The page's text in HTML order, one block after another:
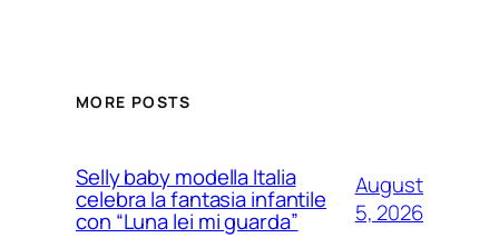
MORE POSTS
Selly baby modella Italia
celebra la fantasia infantile
con “Luna lei mi guarda”
August
5, 2026